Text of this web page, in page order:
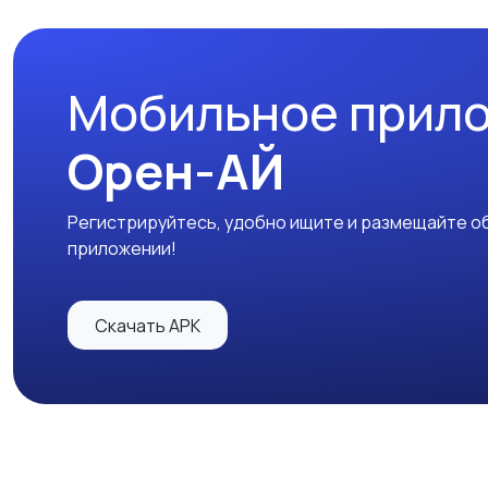
Мобильное
Орен-АЙ
Регистрируйтесь, удобно ищите и размещайте
приложении!
Скачать APK